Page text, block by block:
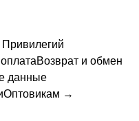
Возврат и обмен
данные
Оптовикам →